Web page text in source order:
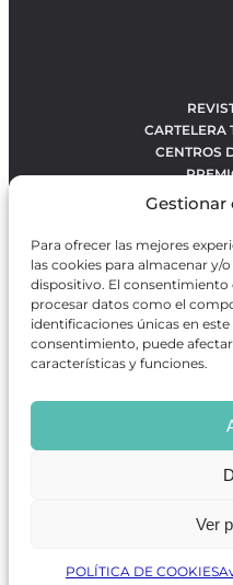
Para ofrecer las mejores
las cookies para almacenar y/
dispositivo. El
procesar datos como el
identificaciones únicas en
consentimiento, puede
características y funciones.
Ver
POLÍTICA DE COOKIES
CARTELERA
CENTROS
OBRAS
RANKING
BÚSQUEDA
Revista GODOTes una
en información sobre
que se distribuye en
puntos de interés
Desarrollado